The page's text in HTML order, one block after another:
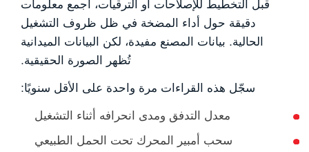
قبل التخطيط للإصلاحات أو الترقيات، اجمع معلومات
دقيقة حول أداء المضخة في ظل ظروف التشغيل
الحالية. بيانات المصنع مفيدة، لكن البيانات الميدانية
تُظهر الصورة الحقيقية.
سجّل هذه القراءات مرة واحدة على الأقل سنويًا:
معدل التدفق ومدى انحرافه أثناء التشغيل
سحب أمبير المحرك تحت الحمل الطبيعي